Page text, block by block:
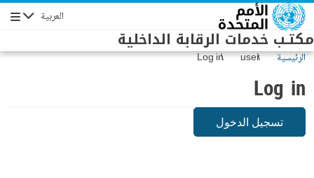
Skip to main content العربية
مكتـب خدمات الرقابة الداخلية
الرئيسية user
Log in
Log in
تسجيل الدخول